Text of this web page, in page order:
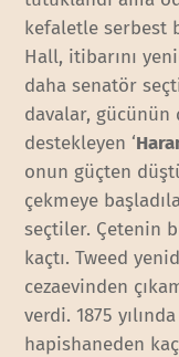
kefaletle serbest
Hall, itibarını
daha senatör
davalar, gücünün
destekleyen ‘
onun güçten
çekmeye
seçtiler. Çetenin
kaçtı. Tweed
cezaevinden
verdi. 1875
hapishaneden